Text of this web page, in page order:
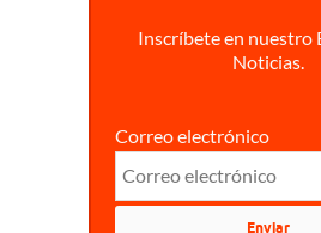
Inscríbete en nuestro
Noticias.
Correo electrónico